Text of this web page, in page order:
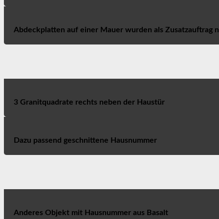
Abdeckplatten auf einer Mauer wurden als Zusatzauftrag
3 Granitquadrate rechts neben der Haustür
Dazu passend geschnittene Hausnummer
Anderes Objekt mit Hausnummer aus Basalt